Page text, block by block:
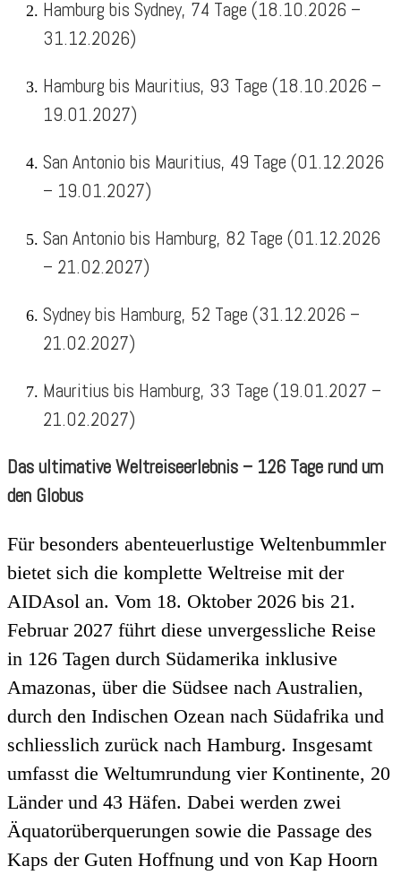
Hamburg bis Sydney, 74 Tage (18.10.2026 –
31.12.2026)
Hamburg bis Mauritius, 93 Tage (18.10.2026 –
19.01.2027)
San Antonio bis Mauritius, 49 Tage (01.12.2026
– 19.01.2027)
San Antonio bis Hamburg, 82 Tage (01.12.2026
– 21.02.2027)
Sydney bis Hamburg, 52 Tage (31.12.2026 –
21.02.2027)
Mauritius bis Hamburg, 33 Tage (19.01.2027 –
21.02.2027)
Das ultimative Weltreiseerlebnis – 126 Tage rund um
den Globus
Für besonders abenteuerlustige Weltenbummler
bietet sich die komplette Weltreise mit der
AIDAsol an. Vom 18. Oktober 2026 bis 21.
Februar 2027 führt diese unvergessliche Reise
in 126 Tagen durch Südamerika inklusive
Amazonas, über die Südsee nach Australien,
durch den Indischen Ozean nach Südafrika und
schliesslich zurück nach Hamburg. Insgesamt
umfasst die Weltumrundung vier Kontinente, 20
Länder und 43 Häfen. Dabei werden zwei
Äquatorüberquerungen sowie die Passage des
Kaps der Guten Hoffnung und von Kap Hoorn